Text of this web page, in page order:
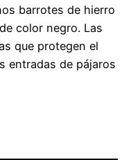
barrotes de hierro
color negro. Las
que protegen el
entradas de pájaros